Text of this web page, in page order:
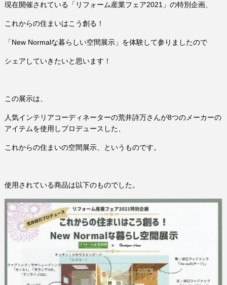
現在開催されている「リフォーム産業フェア2021」の特別企画、
これからの住まいはこう創る！
「New Normalな暮らしい空間展示」を体験して参りましたので
シェアしていきたいと思います！
この展示は、
人気インテリアコーディネーターの荒井詩万さんが8つのメーカーの
アイテムを使用しプロデュースした、
これからの住まいの空間展示、というものです。
使用されている商品は以下のものでした。